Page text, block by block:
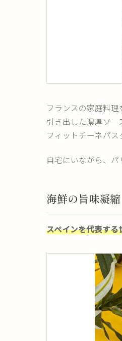
フランスの家庭料
引き出した濃厚ソー
フィットチーネパス
自宅にいながら、パ
海鮮の旨味凝縮
スペインを代表す